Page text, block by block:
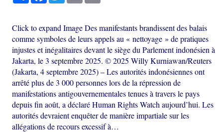
Click to expand Image Des manifestants brandissent des balais
comme symboles de leurs appels au « nettoyage » de pratiques
injustes et inégalitaires devant le siège du Parlement indonésien à
Jakarta, le 3 septembre 2025. © 2025 Willy Kurniawan/Reuters
(Jakarta, 4 septembre 2025) – Les autorités indonésiennes ont
arrêté plus de 3 000 personnes lors de la répression de
manifestations antigouvernementales tenues à travers le pays
depuis fin août, a déclaré Human Rights Watch aujourd’hui. Les
autorités devraient enquêter de manière impartiale sur les
allégations de recours excessif à…